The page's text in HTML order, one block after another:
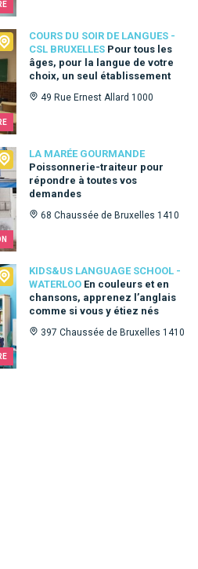
COURS DU SOIR DE LANGUES -
CSL BRUXELLES Pour tous les
âges, pour la langue de votre
choix, un seul établissement
49 Rue Ernest Allard 1000
CSL Bruxelles
LA MARÉE GOURMANDE
Poissonnerie-traiteur pour
répondre à toutes vos
demandes
68 Chaussée de Bruxelles 1410
KIDS&US LANGUAGE SCHOOL -
WATERLOO En couleurs et en
chansons, apprenez l’anglais
comme si vous y étiez nés
397 Chaussée de Bruxelles 1410
- Waterloo